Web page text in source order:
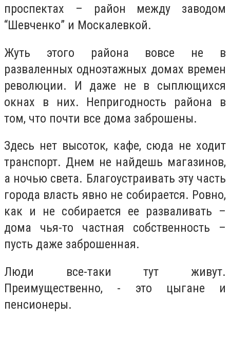
проспектах – район между заводом
“Шевченко” и Москалевкой.
Жуть этого района вовсе не в
разваленных одноэтажных домах времен
революции. И даже не в сыплющихся
окнах в них. Непригодность района в
том, что почти все дома заброшены.
Здесь нет высоток, кафе, сюда не ходит
транспорт. Днем не найдешь магазинов,
а ночью света. Благоустраивать эту часть
города власть явно не собирается. Ровно,
как и не собирается ее разваливать –
дома чья-то частная собственность –
пусть даже заброшенная.
Люди все-таки тут живут.
Преимущественно, - это цыгане и
пенсионеры.